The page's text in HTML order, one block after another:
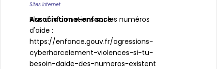
Sites Internet
Association e-enfance
Plus d'informations sur les numéros
d'aide :
https://enfance.gouv.fr/agressions-
cyberharcelement-violences-si-tu-
besoin-daide-des-numeros-existent